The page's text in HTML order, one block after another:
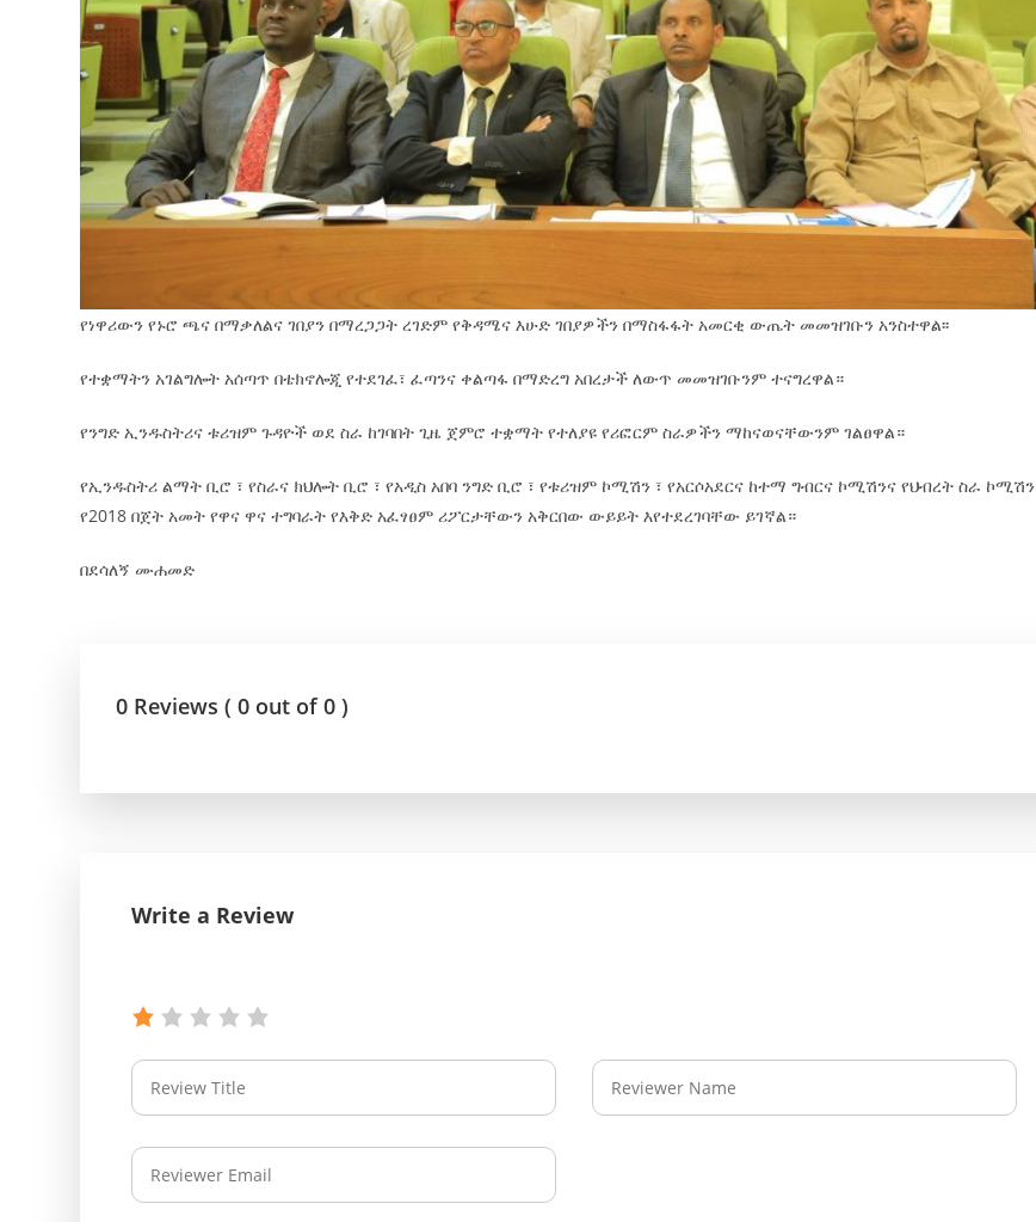
የነዋሪውን የኑሮ ጫና በማቃለልና ገበያን በማረጋጋት ረገድም የቅዳሜና እሁድ ገበያዎችን በማስፋፋት አመርቂ ውጤት መመዝገቡን አንስተዋል፡፡
የተቋማትን አገልግሎት አሰጣጥ በቴክኖሎጂ የተደገፈ፣ ፈጣንና ቀልጣፋ በማድረግ አበረታች ለውጥ መመዝገቡንም ተናግረዋል።
የንግድ ኢንዱስትሪና ቱሪዝም ጉዳዮች ወደ ስራ ከገባበት ጊዜ ጀምሮ ተቋማት የተለያዩ የሪፎርም ስራዎችን ማከናወናቸውንም ገልፀዋል።
የኢንዱስትሪ ልማት ቢሮ ፣ የስራና ክህሎት ቢሮ ፣ የአዲስ አበባ ንግድ ቢሮ ፣ የቱሪዝም ኮሚሽን ፣ የአርሶአደርና ከተማ ግብርና ኮሚሽንና የህብረት ስራ ኮሚሽን
የ2018 በጀት አመት የዋና ዋና ተግባራት የእቅድ አፈፃፀም ሪፖርታቸውን አቅርበው ውይይት እየተደረገባቸው ይገኛል።
በደሳለኝ ሙሐመድ
0 Reviews ( 0 out of 0 )
Write a Review